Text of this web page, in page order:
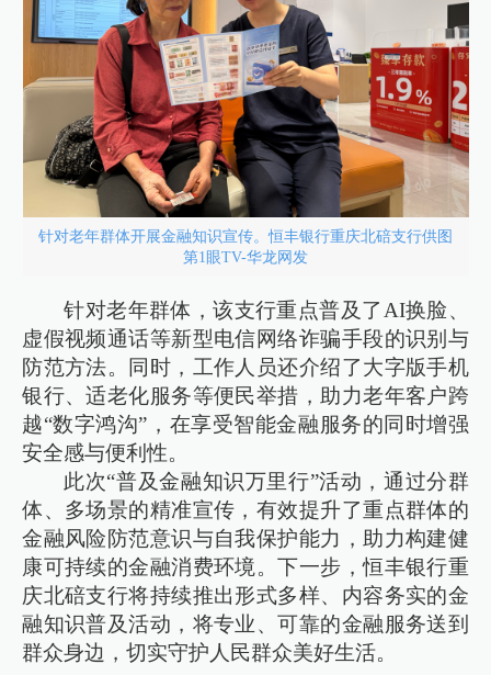
针对老年群体开展金融知识宣传。恒丰银行重庆北碚支行供图
第1眼TV-华龙网发
针对老年群体，该支行重点普及了AI换脸、
虚假视频通话等新型电信网络诈骗手段的识别与
防范方法。同时，工作人员还介绍了大字版手机
银行、适老化服务等便民举措，助力老年客户跨
越“数字鸿沟”，在享受智能金融服务的同时增强
安全感与便利性。
此次“普及金融知识万里行”活动，通过分群
体、多场景的精准宣传，有效提升了重点群体的
金融风险防范意识与自我保护能力，助力构建健
康可持续的金融消费环境。下一步，恒丰银行重
庆北碚支行将持续推出形式多样、内容务实的金
融知识普及活动，将专业、可靠的金融服务送到
群众身边，切实守护人民群众美好生活。